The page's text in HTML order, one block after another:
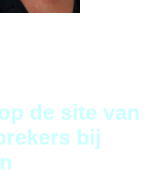
de site van
bij